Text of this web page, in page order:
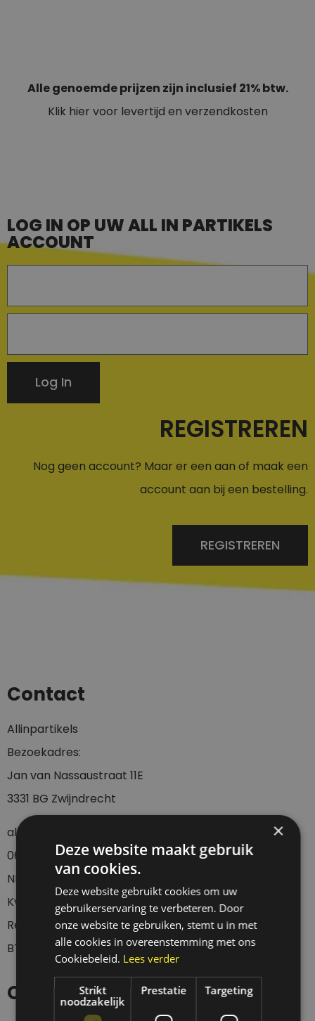
Alle genoemde prijzen zijn inclusief 21% btw.
Klik hier voor levertijd en verzendkosten
LOG IN OP UW ALL IN PARTIKELS
ACCOUNT
Log In
REGISTREREN
Nog geen account? Maar er een aan of maak een
account aan bij een bestelling.
REGISTREREN
Contact
Allinpartikels
Bezoekadres:
Jan van Nassaustraat 11E
3331 BG Zwijndrecht
allinpartikels@gmail.com
06-23437536
NL42 KNAB 0255 7096 76
KvK: 67705162
Registratie diervoeding: NL 230455
BTWnr: NL002029104B36
Openingstijden
×
Deze website maakt gebruik
van cookies.
Deze website gebruikt cookies om uw
gebruikerservaring te verbeteren. Door
onze website te gebruiken, stemt u in met
alle cookies in overeenstemming met ons
Cookiebeleid. Lees verder
Strikt
noodzakelijk
Prestatie Targeting